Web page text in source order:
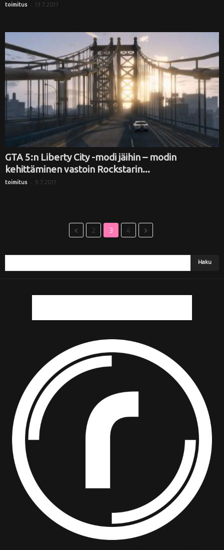
toimitus - 13.7.2017
GTA 5:n Liberty City -modi jäihin – modin
kehittäminen vastoin Rockstarin...
toimitus - 5.7.2017
2 3 4